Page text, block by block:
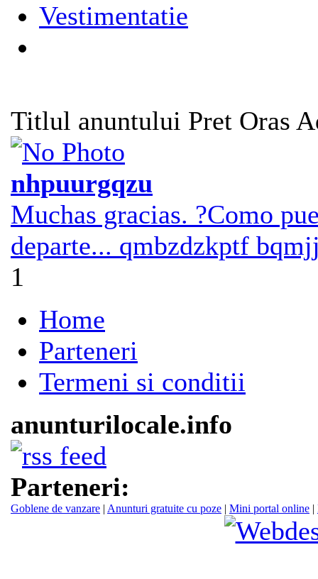
Vestimentatie
Titlul anuntului Pret Oras
nhpuurgqzu
Muchas gracias. ?Como
departe... qmbzdzkptf
1
Home
Parteneri
Termeni si conditii
anunturilocale.info
Parteneri:
Goblene de vanzare | Anunturi gratuite cu poze | Mini portal online |